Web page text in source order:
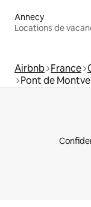
Annecy
Locations de
Airbnb France
Pont de